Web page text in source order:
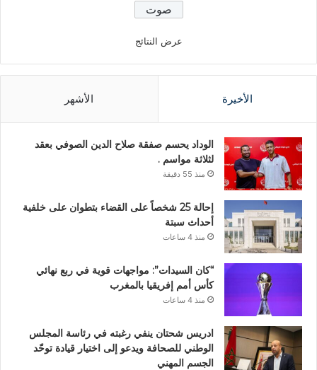
عرض النتائج
الأخيرة الأشهر
الوداد يحسم صفقة صلاح الدين الصوفي بعقد
لثلاثة مواسم .
منذ 55 دقيقة
إحالة 25 شخصاً على القضاء بتطوان على خلفية
أحداث سبتة
منذ 4 ساعات
“كان السيدات”: مواجهات قوية في ربع نهائي
كأس أمم إفريقيا بالمغرب
منذ 4 ساعات
ادريس شحتان ينفي رغبته في رئاسة المجلس
الوطني للصحافة ويدعو إلى اختيار قيادة توحّد
الجسم المهني